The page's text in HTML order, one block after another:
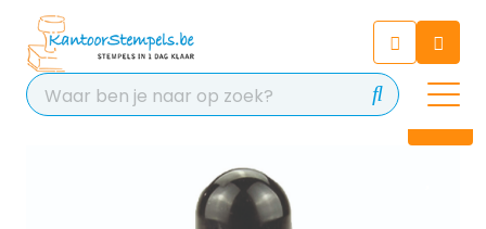
Chat 24/7 met onze chatbot
voor hulp
Contact